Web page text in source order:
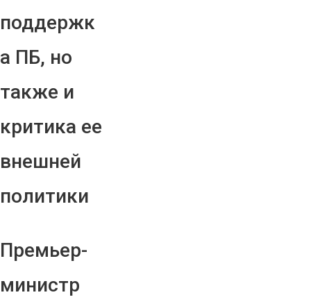
поддержк
а ПБ, но
также и
критика ее
внешней
политики
Премьер-
министр